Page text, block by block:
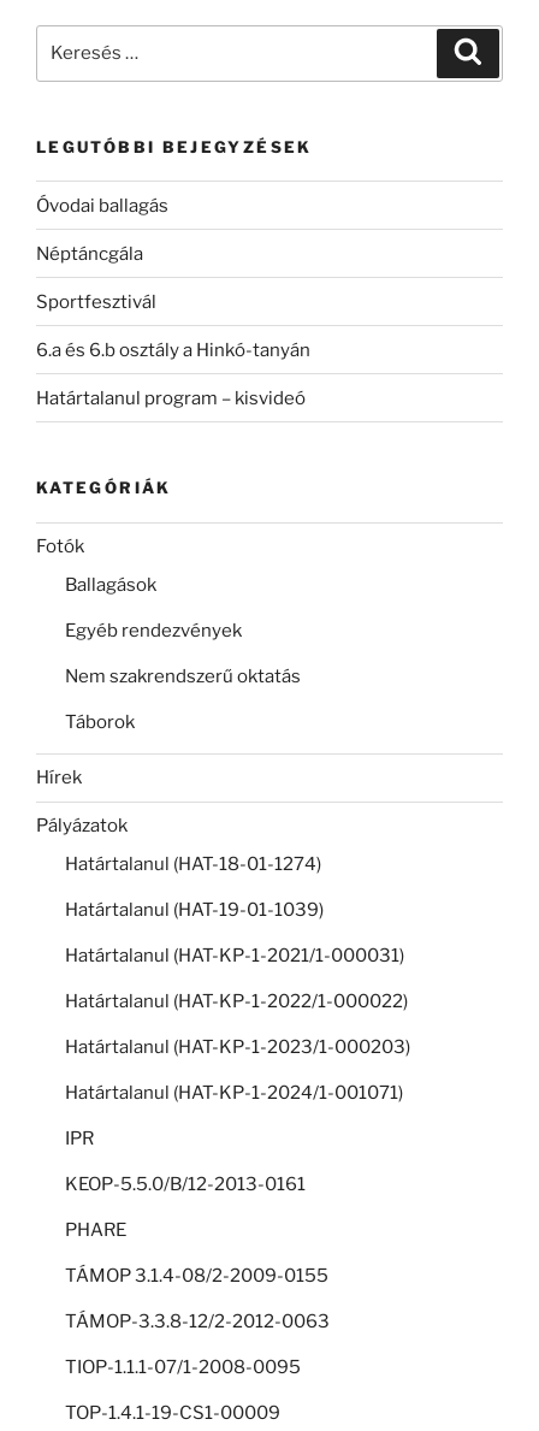
LEGUTÓBBI BEJEGYZÉSEK
Óvodai ballagás
Néptáncgála
Sportfesztivál
6.a és 6.b osztály a Hinkó-tanyán
Határtalanul program – kisvideó
KATEGÓRIÁK
Fotók
Ballagások
Egyéb rendezvények
Nem szakrendszerű oktatás
Táborok
Hírek
Pályázatok
Határtalanul (HAT-18-01-1274)
Határtalanul (HAT-19-01-1039)
Határtalanul (HAT-KP-1-2021/1-000031)
Határtalanul (HAT-KP-1-2022/1-000022)
Határtalanul (HAT-KP-1-2023/1-000203)
Határtalanul (HAT-KP-1-2024/1-001071)
IPR
KEOP-5.5.0/B/12-2013-0161
PHARE
TÁMOP 3.1.4-08/2-2009-0155
TÁMOP-3.3.8-12/2-2012-0063
TIOP-1.1.1-07/1-2008-0095
TOP-1.4.1-19-CS1-00009